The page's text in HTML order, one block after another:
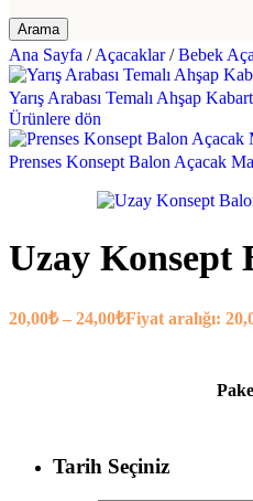
Arama
Ana Sayfa / Açacaklar/ Bebek
Yarış Arabası Temalı Ahşap
Ürünlere dön
Prenses Konsept Balon Açacak
Uzay Konsept
20,00₺ – 24,00₺Fiyat aralığı:
Tarih Seçiniz